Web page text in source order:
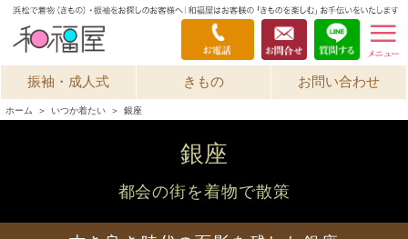
振袖・成人式 きもの お問い合わせ
ホーム ＞ いつか着たい ＞ 銀座
銀座
都会の街を着物で散策